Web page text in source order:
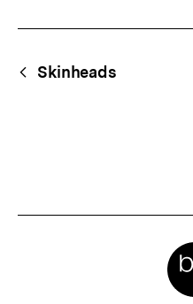
Content-
Navigation
Skinheads